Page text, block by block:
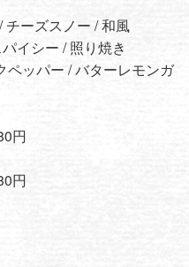
チーズスノー / 和風
イシー / 照り焼き
ペッパー / バターレモンガ
円
円